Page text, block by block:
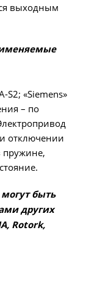
выходным
S2; «Siemens»
– по
отключении
пружине,
быть
других
Rotork,